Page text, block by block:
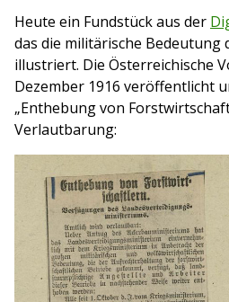
Heute ein Fundstück aus der
das die militärische
illustriert. Die Österreichische
Dezember 1916 veröffentlicht
„Enthebung von
Verlautbarung: